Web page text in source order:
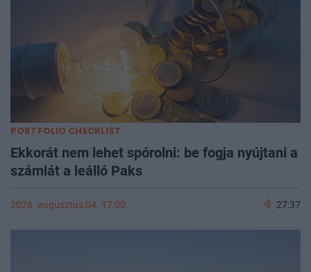
PORTFOLIO CHECKLIST
Ekkorát nem lehet spórolni: be fogja nyújtani a
számlát a leálló Paks
2026. augusztus 04. 17:00 27:37